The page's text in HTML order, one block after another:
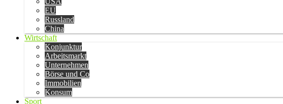
EU
Russland
China
Wirtschaft
Konjunktur
Arbeitsmarkt
Unternehmen
Börse und Co
Immobilien
Konsum
Sport